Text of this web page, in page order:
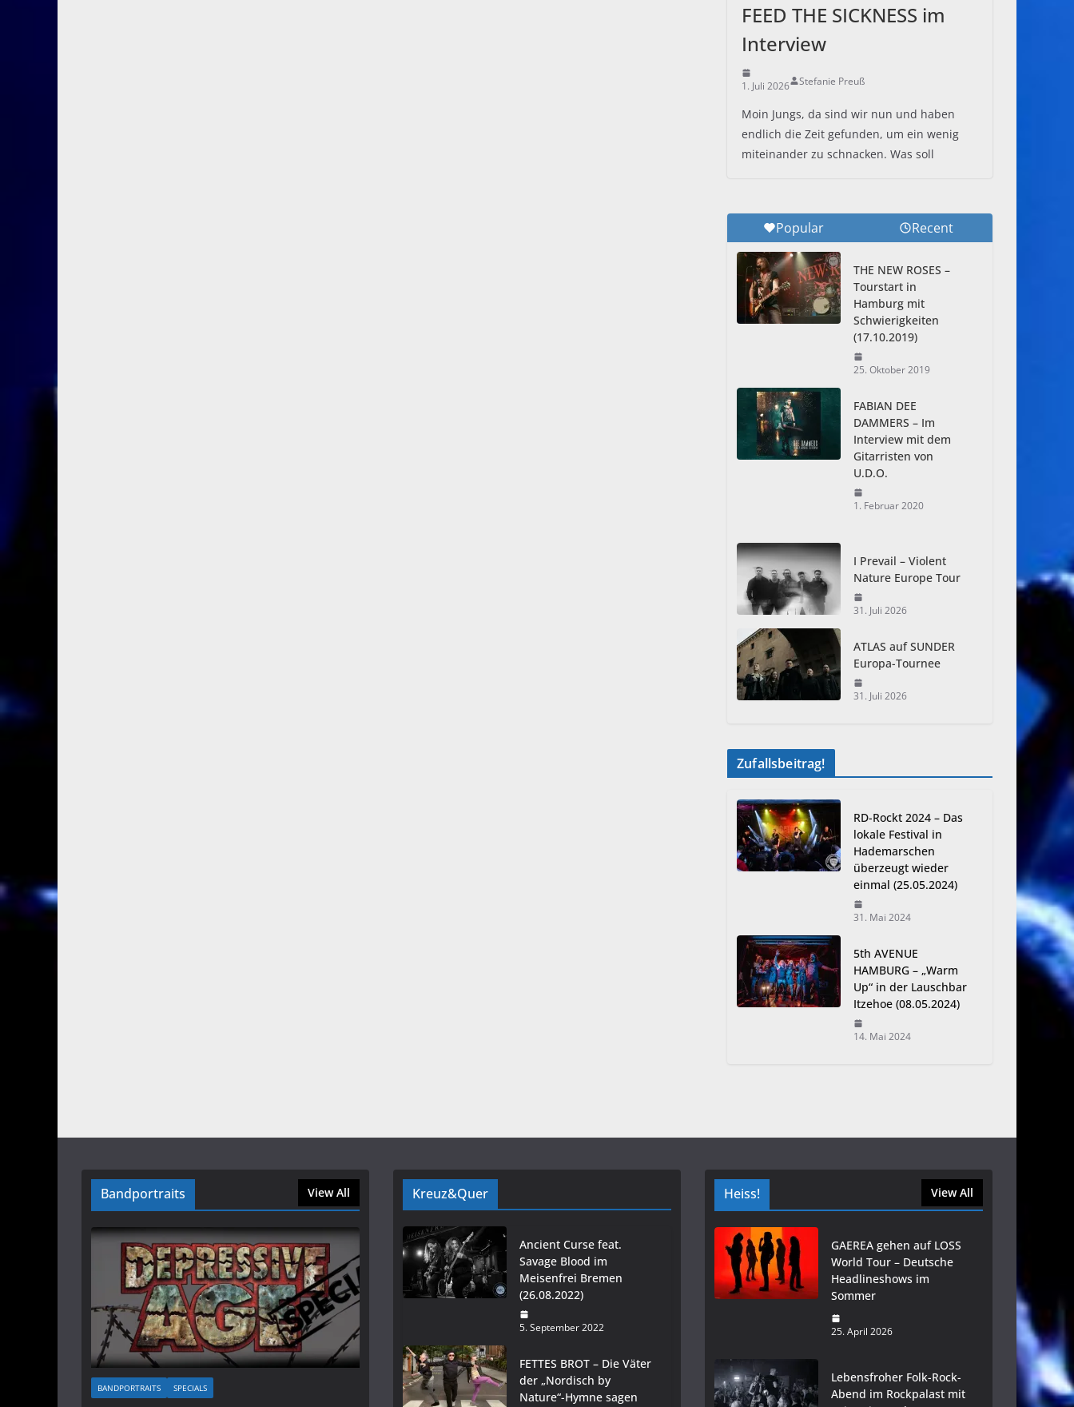
FEED THE SICKNESS im
Interview
1. Juli 2026 Stefanie Preuß
Moin Jungs, da sind wir nun und haben
endlich die Zeit gefunden, um ein wenig
miteinander zu schnacken. Was soll
Popular Recent
THE NEW ROSES –
Tourstart in
Hamburg mit
Schwierigkeiten
(17.10.2019)
25. Oktober 2019
FABIAN DEE
DAMMERS – Im
Interview mit dem
Gitarristen von
U.D.O.
1. Februar 2020
I Prevail – Violent
Nature Europe Tour
31. Juli 2026
ATLAS auf SUNDER
Europa-Tournee
31. Juli 2026
Zufallsbeitrag!
RD-Rockt 2024 – Das
lokale Festival in
Hademarschen
überzeugt wieder
einmal (25.05.2024)
31. Mai 2024
5th AVENUE
HAMBURG – „Warm
Up“ in der Lauschbar
Itzehoe (08.05.2024)
14. Mai 2024
Bandportraits View All
BANDPORTRAITS SPECIALS
Kreuz&Quer
Ancient Curse feat.
Savage Blood im
Meisenfrei Bremen
(26.08.2022)
5. September 2022
FETTES BROT – Die Väter
der „Nordisch by
Nature“-Hymne sagen
Heiss! View All
GAEREA gehen auf LOSS
World Tour – Deutsche
Headlineshows im
Sommer
25. April 2026
Lebensfroher Folk-Rock-
Abend im Rockpalast mit